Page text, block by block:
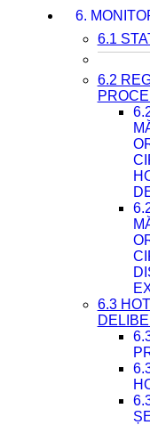
6.
6.1
6.2
6.3